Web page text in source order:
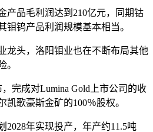
产品毛利润达到210亿元，同期钴
钼钨产品利润规模基本相当。
龙头，洛阳钼业也在不断布局其他
。
完成对Lumina Gold上市公司的收
凯歌豪斯金矿的100％股权。
2028年实现投产，年产约11.5吨